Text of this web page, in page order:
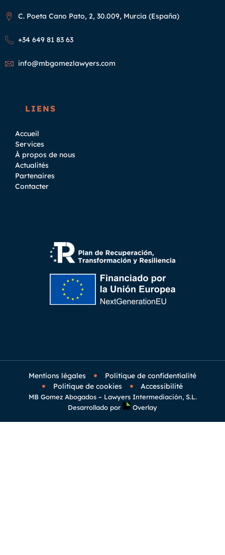
C. Poeta Cano Pato, 2, 30.009, Murcia (España)
+34 649 81 83 63
info@mbgomezlawyers.com
LIENS
Accueil
Services
À propos de nous
Actualités
Partenaires
Contacter
Mentions légales
Politique de confidentialité
Politique de cookies
Accessibilité
MB Gomez Abogados – Lawyers Intermediación, S.L.
Desarrollado por
Overlay